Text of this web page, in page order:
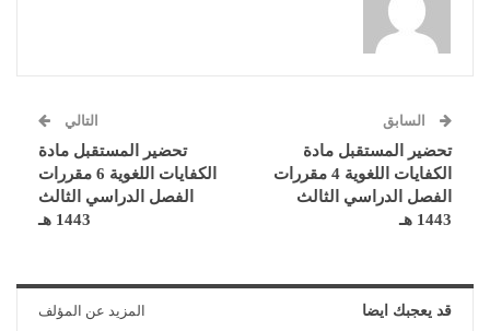
السابق
تحضير المستقبل مادة
الكفايات اللغوية 4 مقررات
الفصل الدراسي الثالث
1443 هـ
التالي
تحضير المستقبل مادة
الكفايات اللغوية 6 مقررات
الفصل الدراسي الثالث
1443 هـ
قد يعجبك ايضا المزيد عن المؤلف